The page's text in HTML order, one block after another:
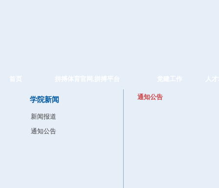
首页 拼搏体育官网,拼搏平台 党建工作 人
学院新闻
新闻报道
通知公告
通知公告